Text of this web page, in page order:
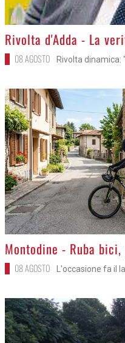
>
Rivolta d'Adda - La
08 AGOSTO Rivolta dinamica:
>Montodine - Ruba bici,
08 AGOSTO L'occasione fa il